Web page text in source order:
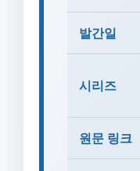
발간일
시리즈
원문 링크